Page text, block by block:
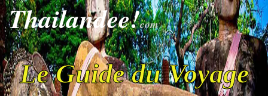
Thailandee!com
Le Guide du Voyage